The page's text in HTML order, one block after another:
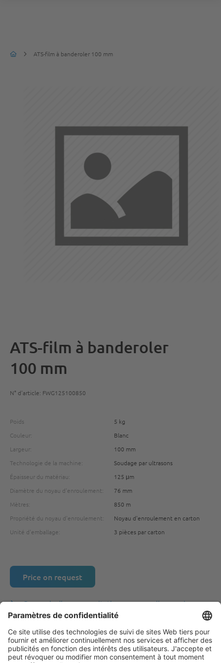
ATS-film à banderoler 100 mm
ATS-film à banderoler
100 mm
N° d'article: FWG125100850
Poids
5 kg
Couleur:
Blanc
Largeur:
100 mm
Technologie de la machine:
Soudage par ultrasons
Épaisseur du matériau:
125 μm
Diamètre du noyau d'enroulement:
76 mm
Mètres:
850 m
Propriété du noyau d'enroulement:
Noyau d'enroulement en carton
Unité d'emballage:
3 pièces par carton
Price on request
Convenir d'une consultation personnelle sur place
Convenir d'une consultation téléphonique